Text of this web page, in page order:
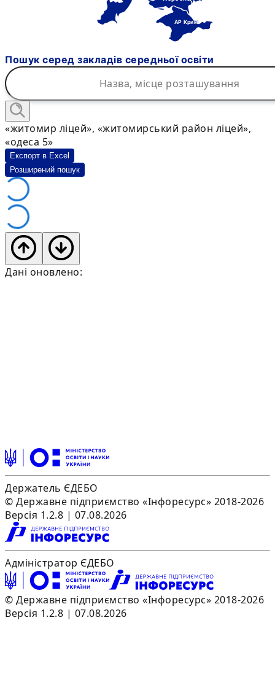
АР Крим
Пошук серед закладів середньої освіти
«житомир ліцей», «житомирський район ліцей»,
«одеса 5»
Експорт в Excel
Розширений пошук
Дані оновлено:
Держатель ЄДЕБО
© Державне підприємство «Інфоресурс» 2018-2026
Версія 1.2.8 | 07.08.2026
Адміністратор ЄДЕБО
© Державне підприємство «Інфоресурс» 2018-2026
Версія 1.2.8 | 07.08.2026